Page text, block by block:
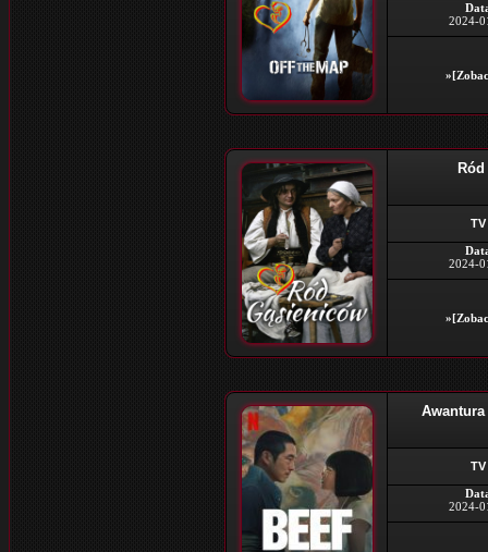
2024-
2024-
Awantura
2024-